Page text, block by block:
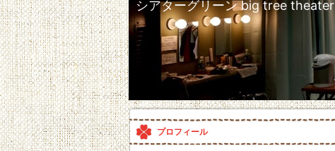
シアターグリーン big tree theater
プロフィール